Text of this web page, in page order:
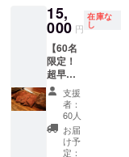
者のた
めの
29ON』
OPEN
後(11月
末〜12
月末）
複数回
設定予
定で
す。日
業とな
りま
す。
（開始
時刻を
過ぎて
からの
入店も
可能で
すが終
了の時
むグ
ループ
のみご
来店す
ること
ができ
ます。
（1グ
ループ
12名様
までご
定！
（CAM
PFIRE
以外で
会員に
なった
通常会
員様は
年会費
20000
円がか
かりま
15,
000 円
在庫な
し
【60名
限定！
超早割
価格】
『経営
者のた
めの
29ON』
永年会
支援
者：
60人
お届
け予
定：